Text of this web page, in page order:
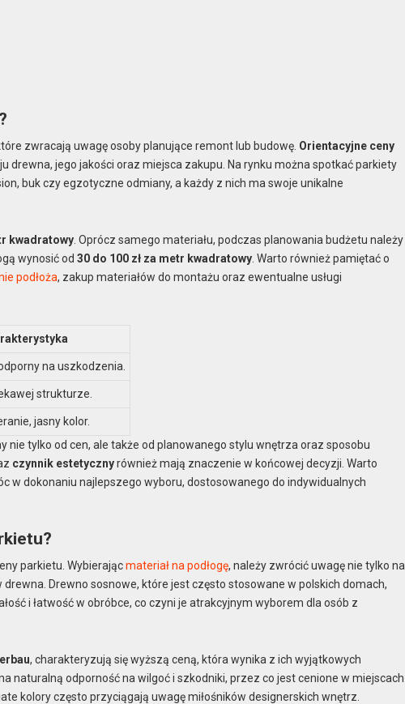
zwracają uwagę osoby planujące remont lub budowę. Orientacyjne ceny
drewna, jego jakości oraz miejsca zakupu. Na rynku można spotkać parkiety
buk czy egzotyczne odmiany, a każdy z nich ma swoje unikalne
kwadratowy . Oprócz samego materiału, podczas planowania budżetu należy
wynosić od30 do 100 zł za metr kwadratowy . Warto również pamiętać o
podłoża, zakup materiałów do montażu oraz ewentualne usługi
na uszkodzenia.
strukturze.
jasny kolor.
nie tylko od cen, ale także od planowanego stylu wnętrza oraz sposobu
czynnik estetycznyrównież mają znaczenie w końcowej decyzji. Warto
w dokonaniu najlepszego wyboru, dostosowanego do indywidualnych
parkietu. Wybierającmateriał na podłogę, należy zwrócić uwagę nie tylko na
Drewno sosnowe, które jest często stosowane w polskich domach,
i łatwość w obróbce, co czyni je atrakcyjnym wyborem dla osób z
, charakteryzują się wyższą ceną, która wynika z ich wyjątkowych
naturalną odporność na wilgoć i szkodniki, przez co jest cenione w miejscach
kolory często przyciągają uwagę miłośników designerskich wnętrz.